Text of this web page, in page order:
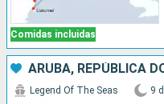
Comidas incluidas
Legend Of The Seas 9 d